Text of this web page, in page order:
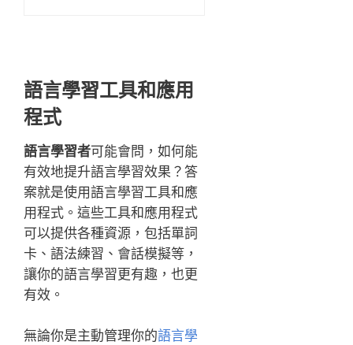
語言學習工具和應用
程式
語言學習者可能會問，如何能
有效地提升語言學習效果？答
案就是使用語言學習工具和應
用程式。這些工具和應用程式
可以提供各種資源，包括單詞
卡、語法練習、會話模擬等，
讓你的語言學習更有趣，也更
有效。
無論你是主動管理你的語言學